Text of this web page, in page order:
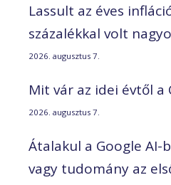
Lassult az éves
százalékkal volt
2026. augusztus 7.
Mit vár az idei évtől a
2026. augusztus 7.
Átalakul a Google
vagy tudomány az